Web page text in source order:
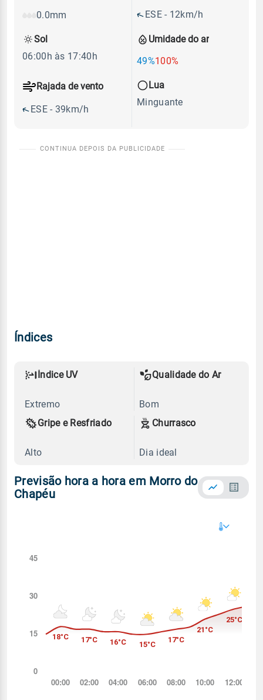
0.0mm
Umidade do ar
49%100%
ESE - 12km/h
Rajada de vento
ESE - 39km/h
Sol
06:00h às 17:40h
Lua
Minguante
Índices
Índice UV
Extremo
Qualidade do Ar
Bom
Gripe e Resfriado
Alto
Churrasco
Dia ideal
Previsão hora a hora em Morro do
Chapéu